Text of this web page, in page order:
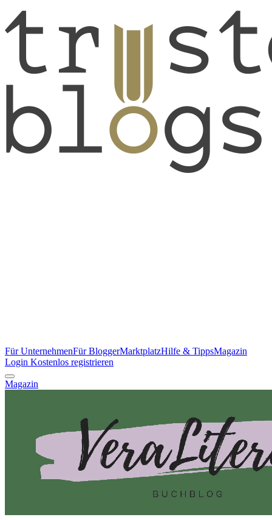
Für UnternehmenFür BloggerMarktplatzHilfe & TippsMagazin
Login Kostenlos registrieren
Magazin